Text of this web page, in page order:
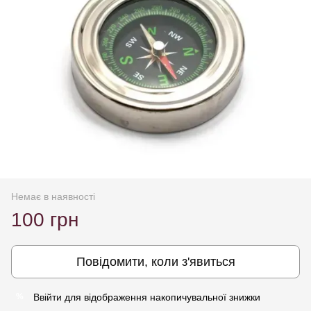
Немає в наявності
100 грн
Повідомити, коли з'явиться
Ввійти для відображення накопичувальної знижки